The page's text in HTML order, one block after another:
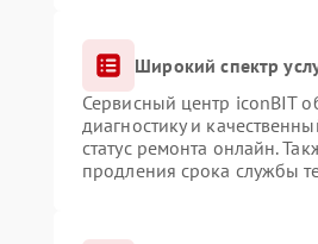
Широкий спектр
Сервисный центр iconBIT
диагностику и
статус ремонта онлайн.
продления срока службы